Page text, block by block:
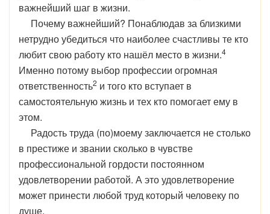
важнейший шаг в жизни.
Почему важнейший? Понаблюдав за близкими
нетрудно убедиться что наиболее счастливы те кто
любит свою работу кто нашёл место в жизни.4
Именно потому выбор профессии огромная
ответственность2 и того кто вступает в
самостоятельную жизнь и тех кто помогает ему в
этом.
Радость труда (по)моему заключается не столько
в престиже и звании сколько в чувстве
профессиональной гордости постоянном
удовлетворении работой. А это удовлетворение
может принести любой труд который человеку по
душе.